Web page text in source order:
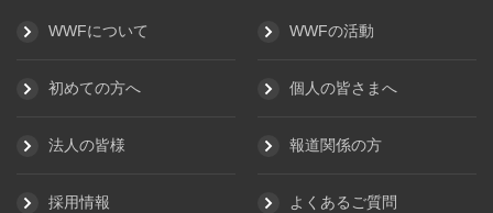
WWFについて WWFの活動
初めての方へ 個人の皆さまへ
法人の皆様 報道関係の方
採用情報 よくあるご質問